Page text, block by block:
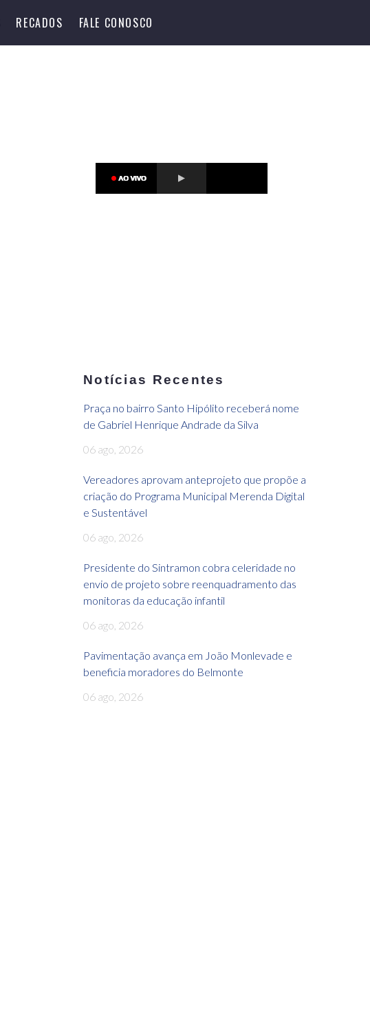
RECADOS FALE CONOSCO
Notícias Recentes
Praça no bairro Santo Hipólito receberá nome
de Gabriel Henrique Andrade da Silva
06 ago, 2026
Vereadores aprovam anteprojeto que propõe a
criação do Programa Municipal Merenda Digital
e Sustentável
06 ago, 2026
Presidente do Sintramon cobra celeridade no
envio de projeto sobre reenquadramento das
monitoras da educação infantil
06 ago, 2026
Pavimentação avança em João Monlevade e
beneficia moradores do Belmonte
06 ago, 2026